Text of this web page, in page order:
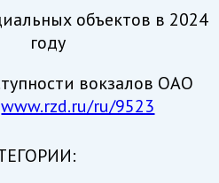
объектов в 2024
году
вокзалов ОАО
www.rzd.ru/ru/9523